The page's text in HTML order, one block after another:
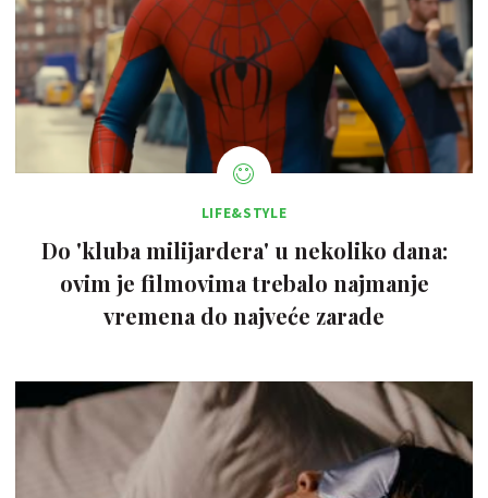
LIFE&STYLE
Do 'kluba milijardera' u nekoliko dana:
ovim je filmovima trebalo najmanje
vremena do najveće zarade